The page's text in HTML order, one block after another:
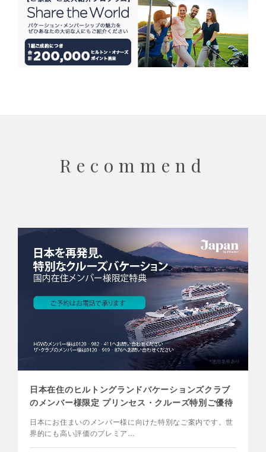
Recommend
日本在住のヒルトングランドバケーションズクラブ
のメンバー様限定 プリンセス・クルーズ特別ご優待
日本にお住まいのメンバー様に向けた特別なご案内です。世
界的にも高い評価のプレミア…